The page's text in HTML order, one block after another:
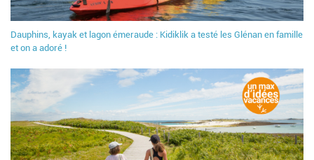
Dauphins, kayak et lagon émeraude : Kidiklik a testé les Glénan en famille
et on a adoré !